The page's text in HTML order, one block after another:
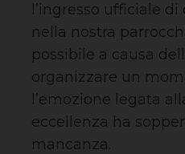
l’ingresso ufficiale
nella nostra
possibile a causa
organizzare un
l’emozione legata
eccellenza ha
mancanza.